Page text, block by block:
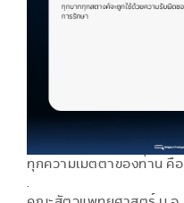
ทุกความเมตตาของท่าน คื
.